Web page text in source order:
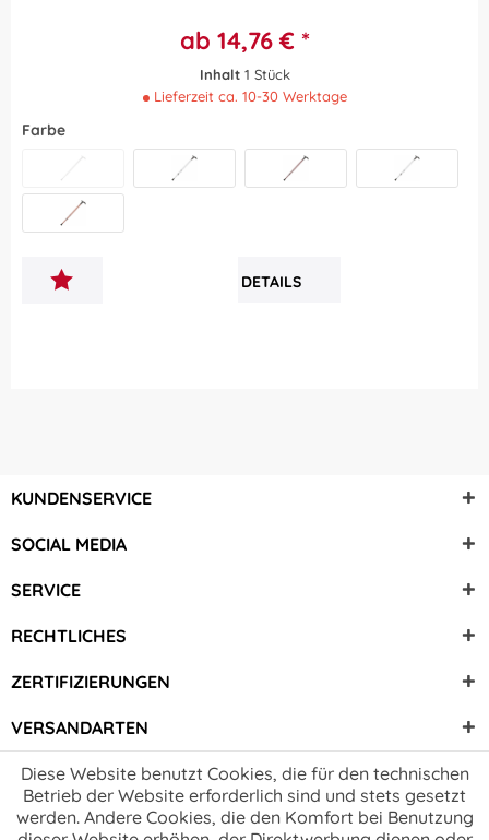
ab 14,76 € *
Inhalt 1 Stück
Lieferzeit ca. 10-30 Werktage
Farbe
Schwarz Silber Weinrot Carbon
Perlkupfer
DETAILS
KUNDENSERVICE
SOCIAL MEDIA
SERVICE
RECHTLICHES
ZERTIFIZIERUNGEN
VERSANDARTEN
Diese Website benutzt Cookies, die für den technischen
Betrieb der Website erforderlich sind und stets gesetzt
werden. Andere Cookies, die den Komfort bei Benutzung